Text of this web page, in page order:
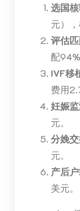
选国核
元），
评估
配
IVF移
费用
妊娠监
元。
分娩交
元。
产后
美元。